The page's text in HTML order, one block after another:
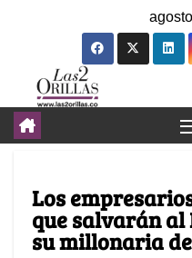
Los
que salvarán al
su millonaria